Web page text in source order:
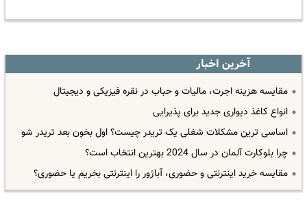
آخرین اخبار
مقایسه هزینه اجرت، مالیات و حباب در نقره فیزیکی و دیجیتال
انواع کاغذ دیواری جدید برای پذیرایی
اساسی ترین مشکلات شغلی یک تریدر چیست؟ اول بخون بعد تریدر شو
چرا بلوکارت آلمان در سال 2024 بهترین انتخاب است؟
مقایسه خرید اینترنتی و حضوری، آباژور را اینترنتی بخریم یا حضوری؟